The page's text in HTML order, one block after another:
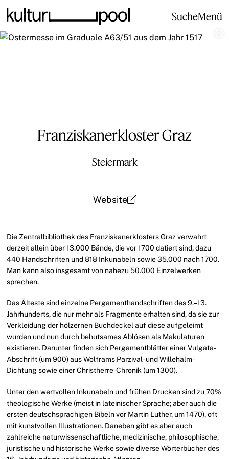
SucheMenü
Franziskanerkloster Graz
Steiermark
Website
Die Zentralbibliothek des Franziskanerklosters Graz verwahrt
derzeit allein über 13.000 Bände, die vor 1700 datiert sind, dazu
440 Handschriften und 818 Inkunabeln sowie 35.000 nach 1700.
Man kann also insgesamt von nahezu 50.000 Einzelwerken
sprechen.
Das Älteste sind einzelne Pergamenthandschriften des 9.–13.
Jahrhunderts, die nur mehr als Fragmente erhalten sind, da sie zur
Verkleidung der hölzernen Buchdeckel auf diese aufgeleimt
wurden und nun durch behutsames Ablösen als Makulaturen
existieren. Darunter finden sich Pergamentblätter einer Vulgata-
Abschrift (um 900) aus Wolframs Parzival- und Willehalm-
Dichtung sowie einer Christherre-Chronik (um 1300).
Unter den wertvollen Inkunabeln und frühen Drucken sind zu 70%
theologische Werke (meist in lateinischer Sprache; aber auch die
ersten deutschsprachigen Bibeln vor Martin Luther, um 1470), oft
mit kunstvollen Illustrationen. Daneben gibt es aber auch
zahlreiche naturwissenschaftliche, medizinische, philosophische,
juristische und historische Werke sowie diverse Wörterbücher des